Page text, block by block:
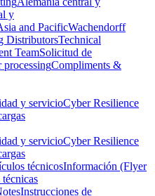
y
and PacificWachendorff
DistributorsTechnical
TeamSolicitud de
processingCompliments &
y servicioCyber Resilience
y servicioCyber Resilience
técnicosInformación (Flyer
Instrucciones de